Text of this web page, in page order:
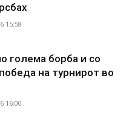
15:58
голема борба и со
на турнирот во
16:00